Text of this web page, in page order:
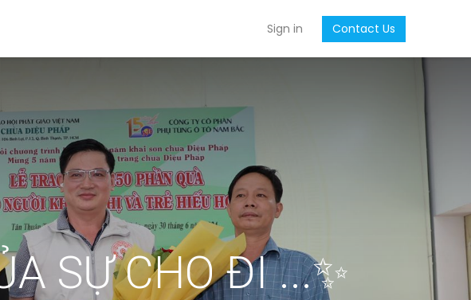
Sign in Contact Us
SỰ CHO ĐI ...✨